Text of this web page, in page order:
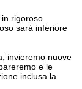
rigoroso
sarà inferiore
invieremo nuove
e le
inclusa la